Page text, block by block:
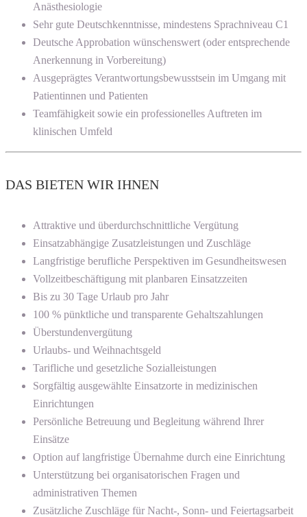
Anästhesiologie
Sehr gute Deutschkenntnisse, mindestens Sprachniveau C1
Deutsche Approbation wünschenswert (oder entsprechende
Anerkennung in Vorbereitung)
Ausgeprägtes Verantwortungsbewusstsein im Umgang mit
Patientinnen und Patienten
Teamfähigkeit sowie ein professionelles Auftreten im
klinischen Umfeld
DAS BIETEN WIR IHNEN
Attraktive und überdurchschnittliche Vergütung
Einsatzabhängige Zusatzleistungen und Zuschläge
Langfristige berufliche Perspektiven im Gesundheitswesen
Vollzeitbeschäftigung mit planbaren Einsatzzeiten
Bis zu 30 Tage Urlaub pro Jahr
100 % pünktliche und transparente Gehaltszahlungen
Überstundenvergütung
Urlaubs- und Weihnachtsgeld
Tarifliche und gesetzliche Sozialleistungen
Sorgfältig ausgewählte Einsatzorte in medizinischen
Einrichtungen
Persönliche Betreuung und Begleitung während Ihrer
Einsätze
Option auf langfristige Übernahme durch eine Einrichtung
Unterstützung bei organisatorischen Fragen und
administrativen Themen
Zusätzliche Zuschläge für Nacht-, Sonn- und Feiertagsarbeit